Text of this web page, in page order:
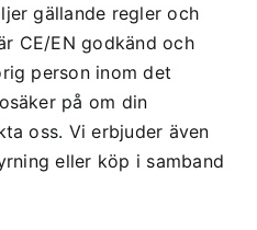
gällande regler och
CE/EN godkänd och
person inom det
på om din
oss. Vi erbjuder även
eller köp i samband